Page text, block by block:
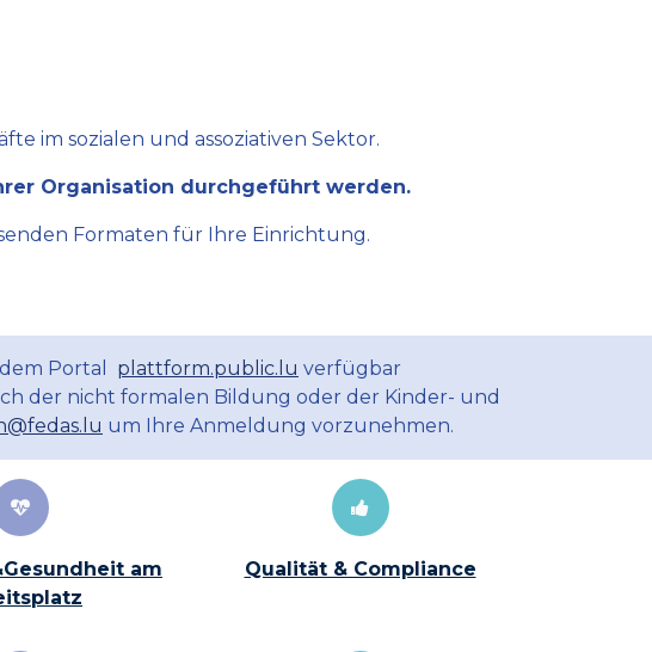
im sozialen und assoziativen Sektor.
Organisation durchgeführt werden.
Formaten für Ihre Einrichtung.
Portal plattform.public.lu verfügbar
der nicht formalen Bildung oder der Kinder- und
um Ihre Anmeldung vorzunehmen.
am
Qualität & Compliance